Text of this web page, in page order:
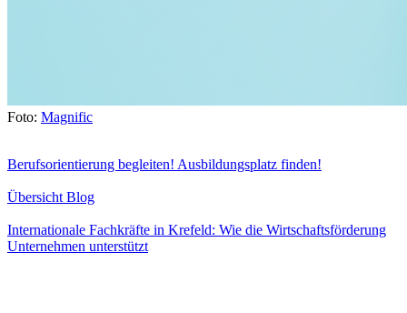
Foto: Magnific
Berufsorientierung begleiten! Ausbildungsplatz finden!
Übersicht Blog
Internationale Fachkräfte in Krefeld: Wie die Wirtschaftsförderung
Unternehmen unterstützt